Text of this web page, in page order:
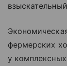
фермерских
у